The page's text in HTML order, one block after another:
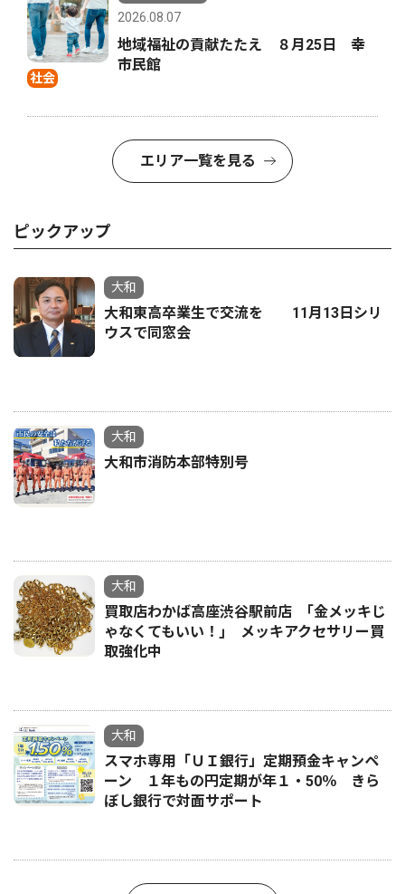
社会
2026.08.07
地域福祉の貢献たたえ ８月25日 幸
市民館
エリア一覧を見る
ピックアップ
大和
大和東高卒業生で交流を 11月13日シリ
ウスで同窓会
大和
大和市消防本部特別号
大和
買取店わかば高座渋谷駅前店 ｢金メッキじ
ゃなくてもいい！｣ メッキアクセサリー買
取強化中
大和
スマホ専用「ＵＩ銀行」定期預金キャンペ
ーン １年もの円定期が年１・50％ きら
ぼし銀行で対面サポート